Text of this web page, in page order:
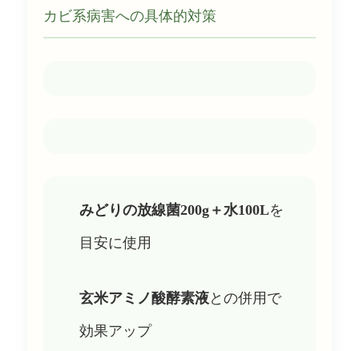
カビ系病害への具体的対策
みどりの放線菌200g＋水100Lを
目安に使用
玄米アミノ酸酵素液との併用で
効果アップ